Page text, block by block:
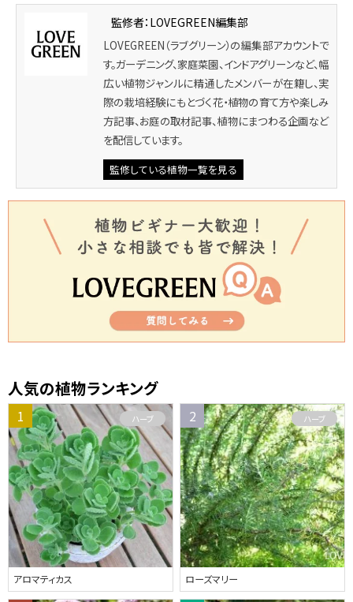
監修者：LOVEGREEN編集部
LOVEGREEN（ラブグリーン）の編集部アカウントで
す。ガーデニング、家庭菜園、インドアグリーンなど、幅
広い植物ジャンルに精通したメンバーが在籍し、実
際の栽培経験にもとづく花・植物の育て方や楽しみ
方記事、お庭の取材記事、植物にまつわる企画など
を配信しています。
監修している植物一覧を見る
人気の植物ランキング
アロマティカス
ハーブ
ローズマリー
ハーブ